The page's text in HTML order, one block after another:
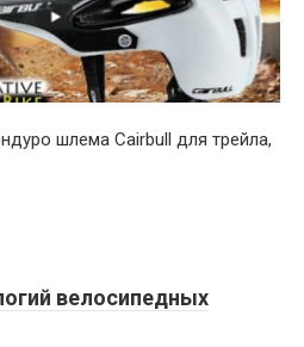
шлема Cairbull для трейла,
велосипедных